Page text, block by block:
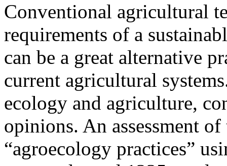
Conventional agricultural
requirements of a
can be a great alternative
current agricultural
ecology and agriculture,
opinions. An assessment
“agroecology practices”